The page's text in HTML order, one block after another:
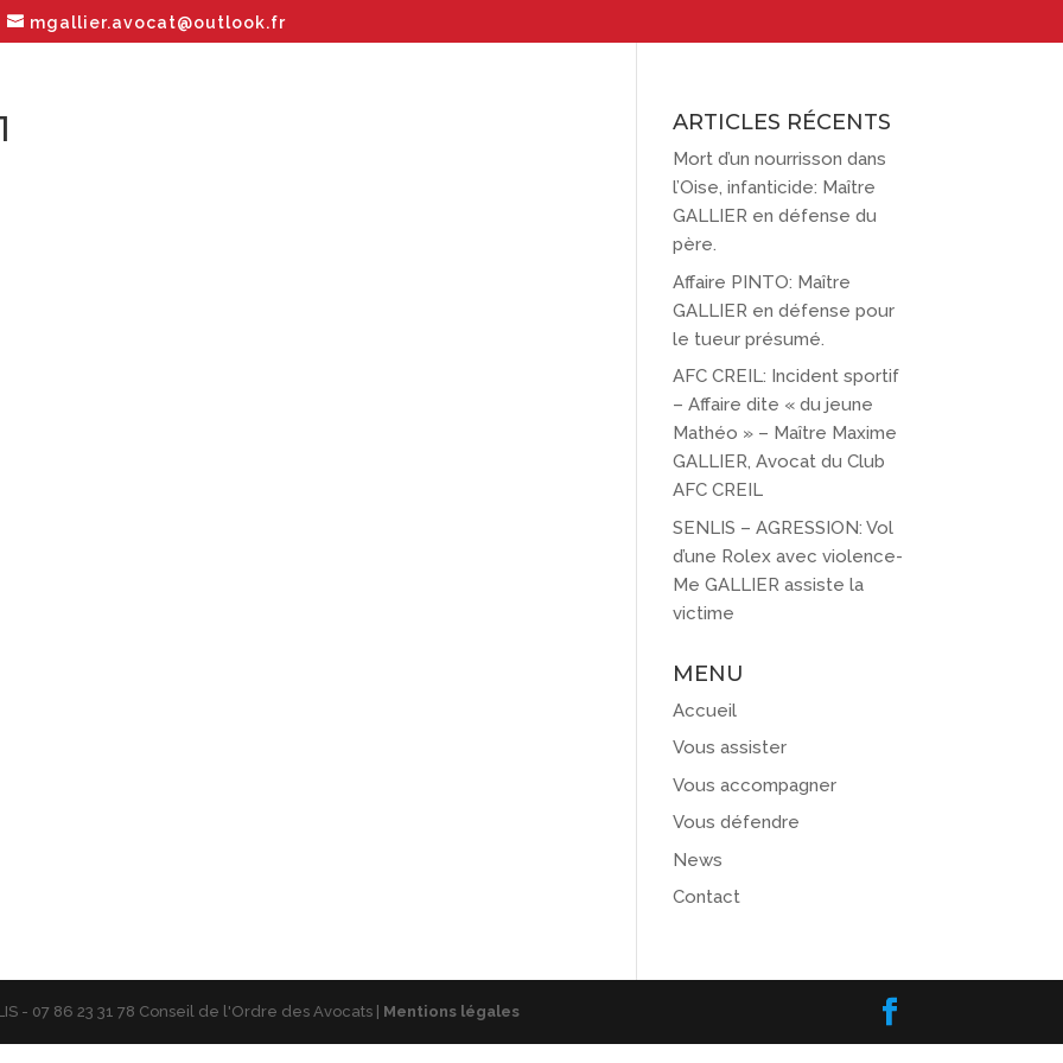
mgallier.avocat@outlook.fr
ARTICLES RÉCENTS
Mort d’un nourrisson dans
l’Oise, infanticide: Maître
GALLIER en défense du
père.
Affaire PINTO: Maître
GALLIER en défense pour
le tueur présumé.
AFC CREIL: Incident sportif
– Affaire dite « du jeune
Mathéo » – Maître Maxime
GALLIER, Avocat du Club
AFC CREIL
SENLIS – AGRESSION: Vol
d’une Rolex avec violence-
Me GALLIER assiste la
victime
MENU
Accueil
Vous assister
Vous accompagner
Vous défendre
News
Contact
- 07 86 23 31 78 Conseil de l'Ordre des Avocats | Mentions légales